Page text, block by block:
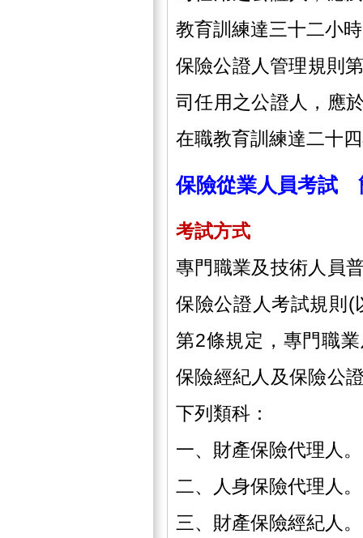
教育訓練達三十二小
保險公證人管理規則
司任用之公證人，應
在職教育訓練達二十
保險從業人員考試
考試方式
專門職業及技術人員
保險公證人考試規則(
第2條規定，專門職
保險經紀人及保險公
下列類科：
一、財產保險代理人。
二、人身保險代理人。
三、財產保險經紀人。